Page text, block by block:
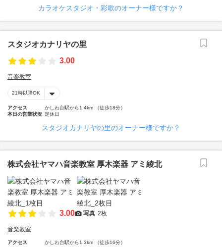
カラオケスタジオ・彩歌のオーナー様ですか？
スタジオカナリヤの里
3.00
音楽教室
21時以降OK
アクセス
かしわ台駅から1.4km （徒歩18分）
本日の営業状況 定休日
スタジオカナリヤの里のオーナー様ですか？
株式会社ヤマハ音楽教室 厚木楽器 アミ綾北
3.00 写真 2枚
音楽教室
アクセス かしわ台駅から1.3km （徒歩16分）